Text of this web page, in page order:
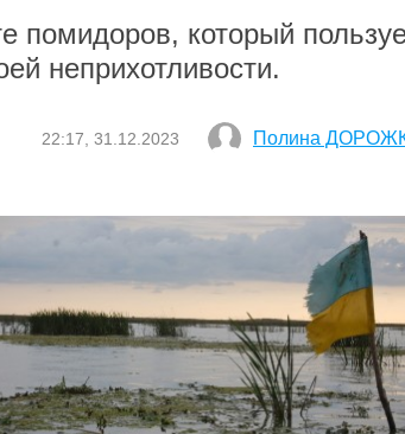
помидоров, который
неприхотливости.
22:17, 31.12.2023 Полина